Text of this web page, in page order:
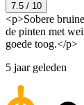
7.5 / 10
<p>Sobere
de pinten met
goede toog.</p>
5 jaar geleden